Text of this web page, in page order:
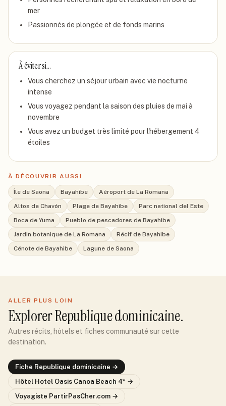
mer
Passionnés de plongée et de fonds marins
À éviter si…
Vous cherchez un séjour urbain avec vie nocturne
intense
Vous voyagez pendant la saison des pluies de mai à
novembre
Vous avez un budget très limité pour l'hébergement 4
étoiles
À DÉCOUVRIR AUSSI
Île de Saona Bayahibe
Aéroport de La Romana
Altos de Chavón
Plage de Bayahibe
Parc national del Este
Boca de Yuma
Pueblo de pescadores de Bayahibe
Jardin botanique de La Romana
Récif de Bayahibe
Cénote de Bayahibe
Lagune de Saona
ALLER PLUS LOIN
ExplorerRepublique dominicaine.
Autres récits, hôtels et fiches communauté sur cette
destination.
Fiche Republique dominicaine →
Hôtel Hotel Oasis Canoa Beach 4* →
Voyagiste PartirPasCher.com →